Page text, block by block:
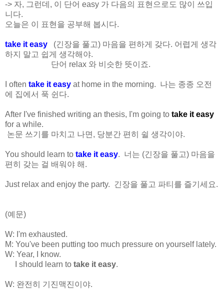
-> 자, 그런데, 이 단어 easy 가 다음의 표현으로도 많이 쓰입
니다.
오늘은 이 표현을 공부해 봅시다.
take it easy (긴장을 풀고) 마음을 편하게 갖다. 어렵게 생각
하지 말고 쉽게 생각해야.
단어 relax 와 비슷한 뜻이죠.
I often take it easy at home in the morning. 나는 종종 오전
에 집에서 푹 쉰다.
After I've finished writing an thesis, I'm going to take it easy
for a while.
논문 쓰기를 마치고 나면, 당분간 편히 쉴 생각이야.
You should learn to take it easy. 너는 (긴장을 풀고) 마음을
편히 갖는 걸 배워야 해.
Just relax and enjoy the party. 긴장을 풀고 파티를 즐기세요.
(예문)
W: I'm exhausted.
M: You've been putting too much pressure on yourself lately.
W: Year, I know.
I should learn to take it easy.
W: 완전히 기진맥진이야.